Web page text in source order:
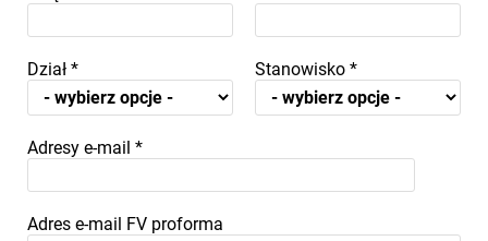
Dział * Stanowisko *
Adresy e-mail *
Adres e-mail FV proforma